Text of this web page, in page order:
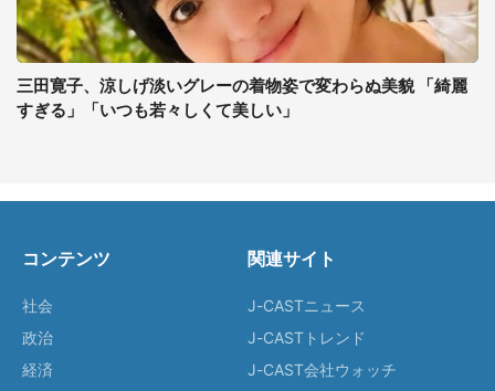
三田寛子、涼しげ淡いグレーの着物姿で変わらぬ美貌 「綺麗
すぎる」「いつも若々しくて美しい」
コンテンツ
社会
政治
経済
関連サイト
J-CASTニュース
J-CASTトレンド
J-CAST会社ウォッチ